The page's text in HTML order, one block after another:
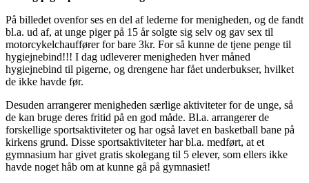
På billedet ovenfor ses en del af lederne for menigheden, og de fandt
bl.a. ud af, at unge piger på 15 år solgte sig selv og gav sex til
motorcykelchauffører for bare 3kr. For så kunne de tjene penge til
hygiejnebind!!! I dag udleverer menigheden hver måned
hygiejnebind til pigerne, og drengene har fået underbukser, hvilket
de ikke havde før.
Desuden arrangerer menigheden særlige aktiviteter for de unge, så
de kan bruge deres fritid på en god måde. Bl.a. arrangerer de
forskellige sportsaktiviteter og har også lavet en basketball bane på
kirkens grund. Disse sportsaktiviteter har bl.a. medført, at et
gymnasium har givet gratis skolegang til 5 elever, som ellers ikke
havde noget håb om at kunne gå på gymnasiet!